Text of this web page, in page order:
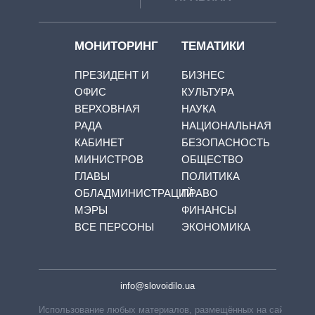
МОНИТОРИНГ
ПРЕЗИДЕНТ И
ОФИС
ВЕРХОВНАЯ
РАДА
КАБИНЕТ
МИНИСТРОВ
ГЛАВЫ
ОБЛАДМИНИСТРАЦИЙ
МЭРЫ
ВСЕ ПЕРСОНЫ
ТЕМАТИКИ
БИЗНЕС
КУЛЬТУРА
НАУКА
НАЦИОНАЛЬНАЯ
БЕЗОПАСНОСТЬ
ОБЩЕСТВО
ПОЛИТИКА
ПРАВО
ФИНАНСЫ
ЭКОНОМИКА
info@slovoidilo.ua
Использование любых материалов, размещённых на сайте,